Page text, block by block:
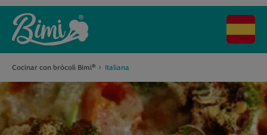
Cocinar con brócoli Bimi® Italiana